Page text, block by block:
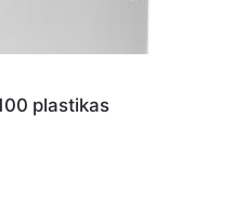
plastikas